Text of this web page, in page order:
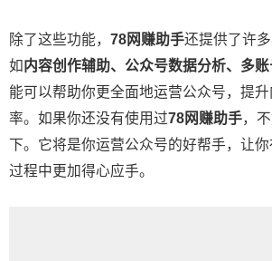
除了这些功能， 78网赚助手还提供了许
如内容创作辅助、公众号数据分析、多
能可以帮助你更全面地运营公众号，提
率。如果你还没有使用过78网赚助手，
下。它将是你运营公众号的好帮手，让
过程中更加得心应手。